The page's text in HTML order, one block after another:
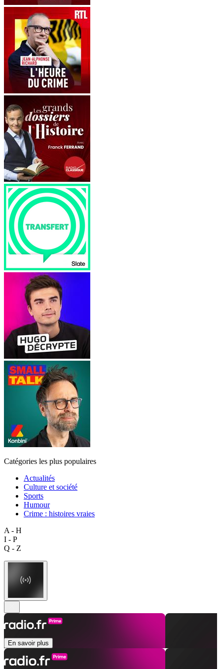
Catégories les plus populaires
Actualités
Culture et société
Sports
Humour
Crime : histoires vraies
A - H
I - P
Q - Z
En savoir plus